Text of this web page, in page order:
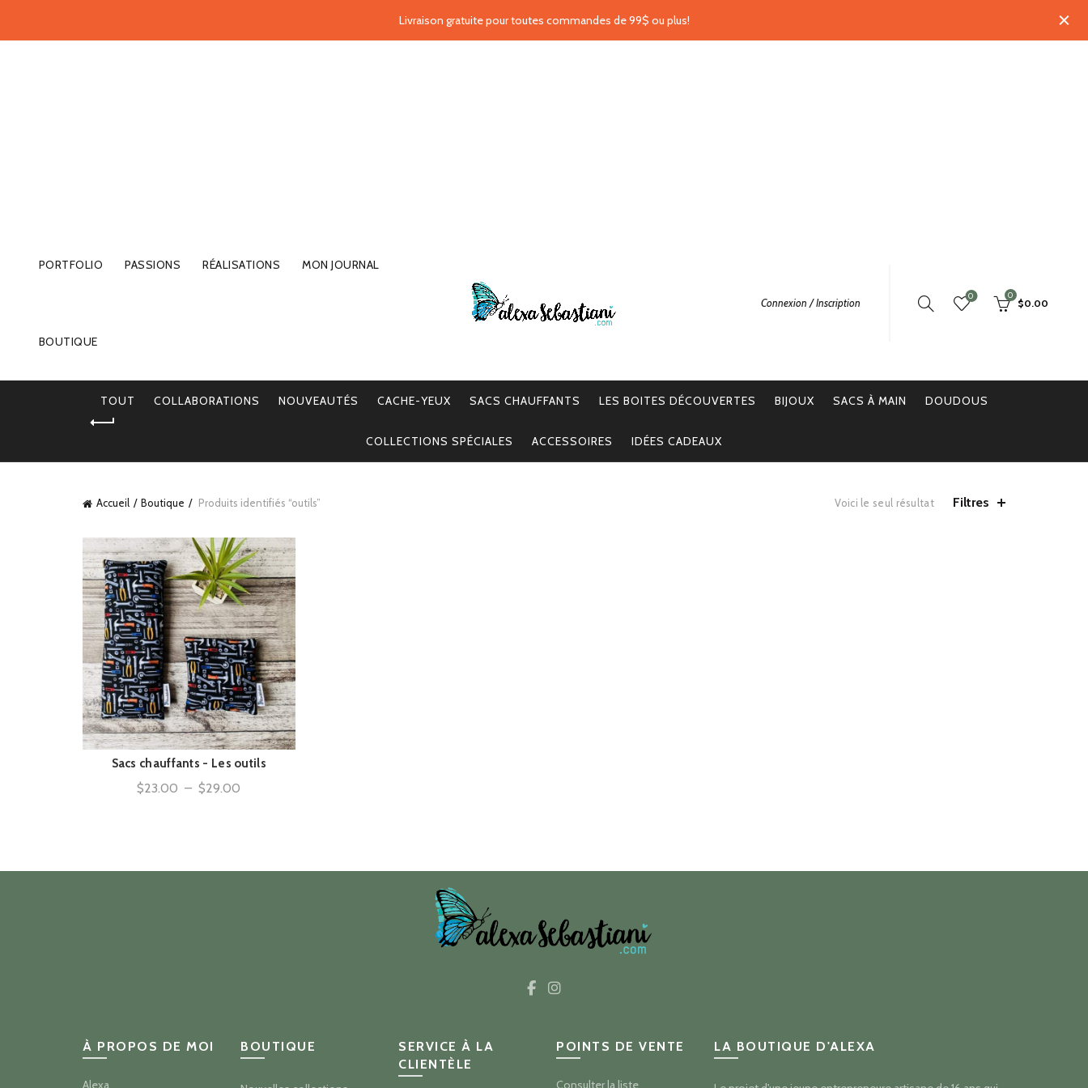
PORTFOLIO PASSIONS RÉALISATIONS MON JOURNAL
BOUTIQUE
Connexion / Inscription
0 0
$0.00
TOUT COLLABORATIONS NOUVEAUTÉS CACHE-YEUX SACS CHAUFFANTS LES BOITES DÉCOUVERTES BIJOUX SACS À MAIN DOUDOUS
COLLECTIONS SPÉCIALES ACCESSOIRES IDÉES CADEAUX
Accueil Boutique Produits identifiés “outils” Voici le seul résultat Filtres
ACHAT RAPIDE
Sacs chauffants - Les outils
$23.00 – $29.00
à
À PROPOS DE MOI
Alexa
BOUTIQUE
SERVICE À LA
CLIENTÈLE
POINTS DE VENTE
Consulter la liste
LA BOUTIQUE D'ALEXA
Livraison gratuite pour toutes commandes de 99$ ou plus!